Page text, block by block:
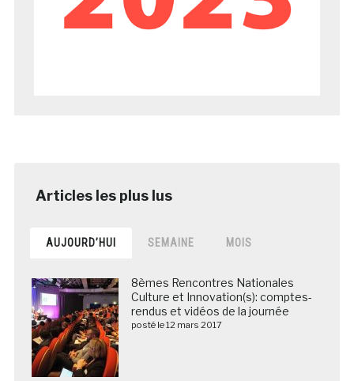
AUJOURD’HUI SEMAINE MOIS
8èmes Rencontres Nationales
Culture et Innovation(s): comptes-
rendus et vidéos de la journée
posté le 12 mars 2017